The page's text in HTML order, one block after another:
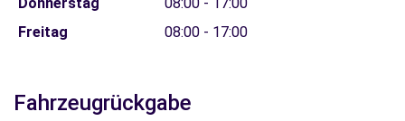
Freitag
08:00 - 17:00
Fahrzeugrückgabe